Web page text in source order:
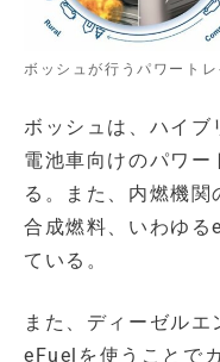
ボッシュが行うパワート
ボッシュは、ハイブ
電池車向けのパワー
る。また、内燃機関
合成燃料、いわゆる
ている。
また、ディーゼルエ
eFuelを使うことで